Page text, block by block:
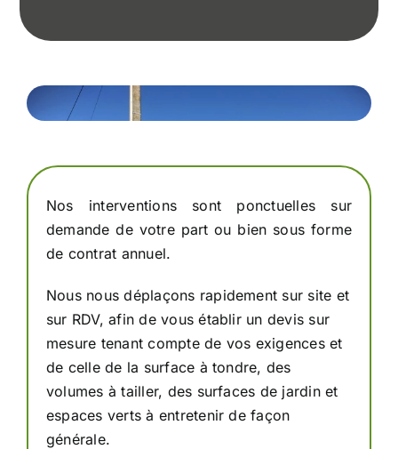
Nos interventions sont ponctuelles sur
demande de votre part ou bien sous forme
de contrat annuel.
Nous nous déplaçons rapidement sur site et
sur RDV, afin de vous établir un devis sur
mesure tenant compte de vos exigences et
de celle de la surface à tondre, des
volumes à tailler, des surfaces de jardin et
espaces verts à entretenir de façon
générale.